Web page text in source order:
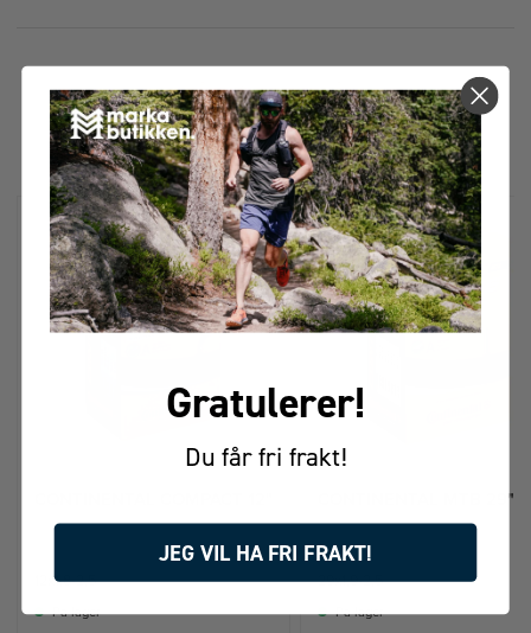
FÅR VI FORESLÅ
ANDRE KJØPTE DETTE
12x1,8-2,5
På lager
CONTINENTAL MTB 29"
29x1,9-2,5
På lager
Gratulerer!
Du får fri frakt!
JEG VIL HA FRI FRAKT!